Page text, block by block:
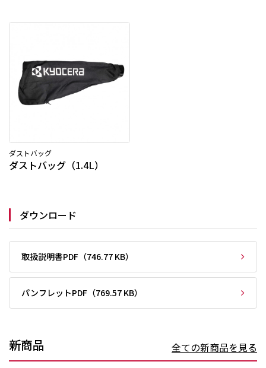
ダストバッグ
ダストバッグ（1.4L）
ダウンロード
取扱説明書PDF（746.77 KB）
パンフレットPDF（769.57 KB）
新商品 全ての新商品を見る